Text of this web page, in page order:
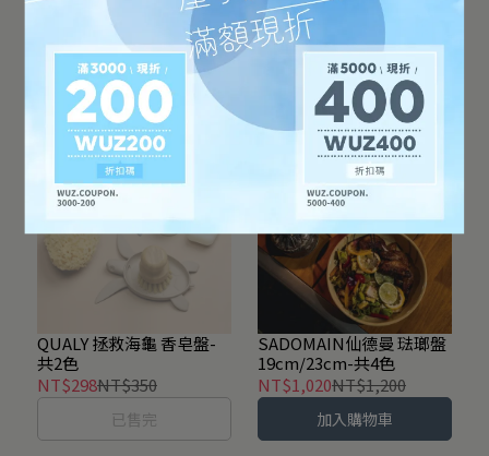
Ocean Reya玻璃碗盤系
NT$35NT$60
加入購物車
Ocean 太陽碗盤缽全系列-
共5款
NT$36NT$60
加入購物車
QUALY 拯救海龜 香皂盤-
共2色
NT$298NT$350
已售完
SADOMAIN仙德曼 琺瑯盤
19cm/23cm-共4色
NT$1,020NT$1,200
加入購物車